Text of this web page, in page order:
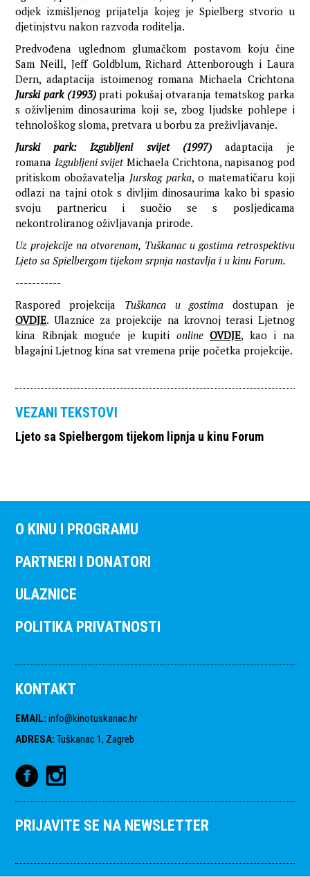
odjek izmišljenog prijatelja kojeg je Spielberg stvorio u
djetinjstvu nakon razvoda roditelja.
Predvođena uglednom glumačkom postavom koju čine
Sam Neill, Jeff Goldblum, Richard Attenborough i Laura
Dern, adaptacija istoimenog romana Michaela Crichtona
Jurski park (1993)prati pokušaj otvaranja tematskog parka
s oživljenim dinosaurima koji se, zbog ljudske pohlepe i
tehnološkog sloma, pretvara u borbu za preživljavanje.
Jurski park: Izgubljeni svijet (1997)adaptacija je
romana Izgubljeni svijetMichaela Crichtona, napisanog pod
pritiskom obožavatelja Jurskog parka, o matematičaru koji
odlazi na tajni otok s divljim dinosaurima kako bi spasio
svoju partnericu i suočio se s posljedicama
nekontroliranog oživljavanja prirode.
Uz projekcije na otvorenom, Tuškanac u gostima retrospektivu
Ljeto sa Spielbergom tijekom srpnja nastavlja i u kinu Forum.
-----------
Raspored projekcija Tuškanca u gostima dostupan je
OVDJE. Ulaznice za projekcije na krovnoj terasi Ljetnog
kina Ribnjak moguće je kupiti online OVDJE, kao i na
blagajni Ljetnog kina sat vremena prije početka projekcije.
VEZANI TEKSTOVI
Ljeto sa Spielbergom tijekom lipnja u kinu Forum
O KINU I PROGRAMU
PARTNERI I DONATORI
ULAZNICE
POLITIKA PRIVATNOSTI
KONTAKT
EMAIL: info@kinotuskanac.hr
ADRESA: Tuškanac 1, Zagreb
PRIJAVITE SE NA NEWSLETTER